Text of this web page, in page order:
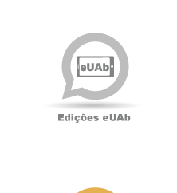
Documentação